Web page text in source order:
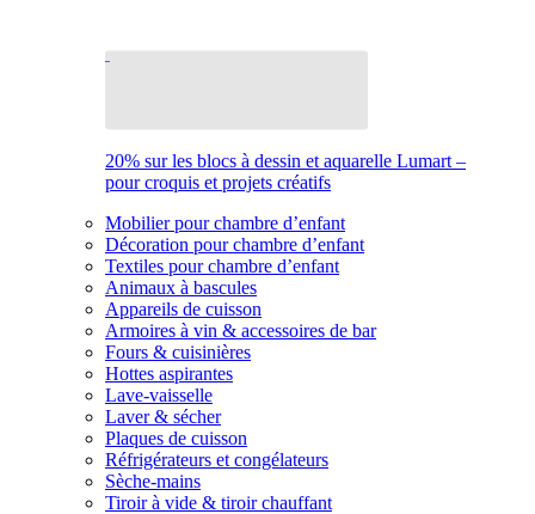
20% sur les blocs à dessin et aquarelle Lumart –
pour croquis et projets créatifs
Mobilier pour chambre d’enfant
Décoration pour chambre d’enfant
Textiles pour chambre d’enfant
Animaux à bascules
Appareils de cuisson
Armoires à vin & accessoires de bar
Fours & cuisinières
Hottes aspirantes
Lave-vaisselle
Laver & sécher
Plaques de cuisson
Réfrigérateurs et congélateurs
Sèche-mains
Tiroir à vide & tiroir chauffant